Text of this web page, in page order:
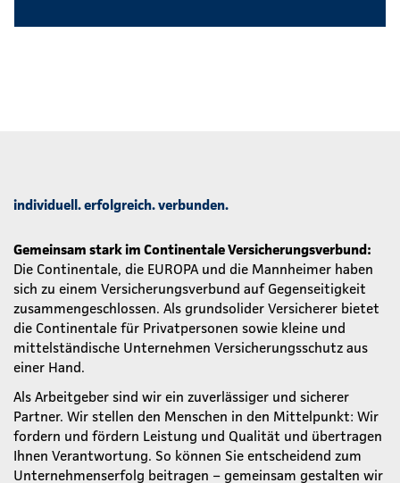
individuell. erfolgreich. verbunden.
Gemeinsam stark im Continentale Versicherungsverbund:
Die Continentale, die EUROPA und die Mannheimer haben
sich zu einem Versicherungsverbund auf Gegenseitigkeit
zusammengeschlossen. Als grundsolider Versicherer bietet
die Continentale für Privatpersonen sowie kleine und
mittelständische Unternehmen Versicherungsschutz aus
einer Hand.
Als Arbeitgeber sind wir ein zuverlässiger und sicherer
Partner. Wir stellen den Menschen in den Mittelpunkt: Wir
fordern und fördern Leistung und Qualität und übertragen
Ihnen Verantwortung. So können Sie entscheidend zum
Unternehmenserfolg beitragen – gemeinsam gestalten wir